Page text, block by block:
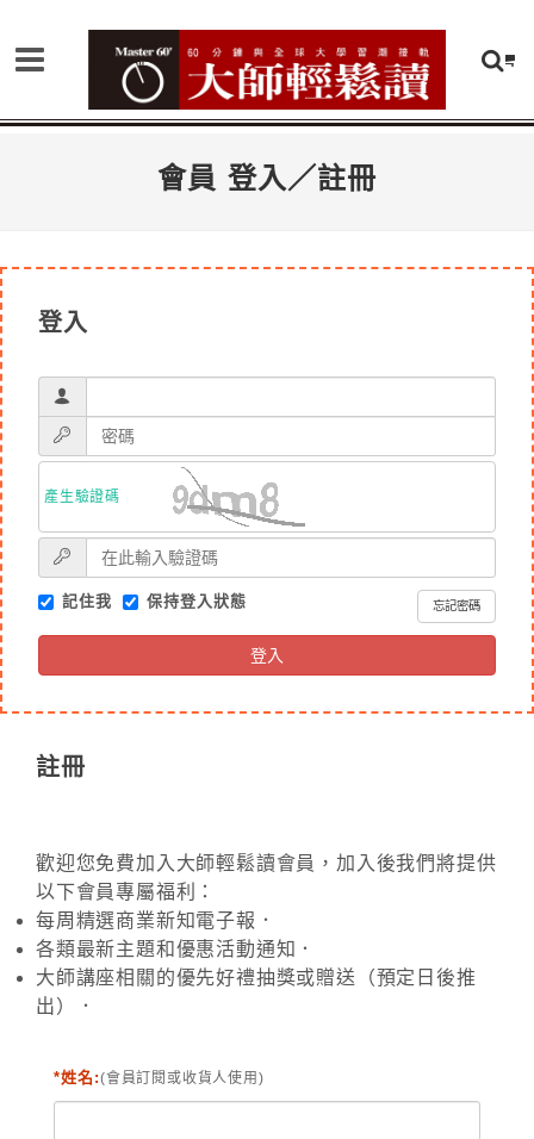
會員 登入／註冊
登入
產生驗證碼
記住我 保持登入狀態 忘記密碼
登入
註冊
歡迎您免費加入大師輕鬆讀會員，加入後我們將提供
以下會員專屬福利：
每周精選商業新知電子報．
各類最新主題和優惠活動通知．
大師講座相關的優先好禮抽獎或贈送（預定日後推
出）．
*姓名:(會員訂閱或收貨人使用)